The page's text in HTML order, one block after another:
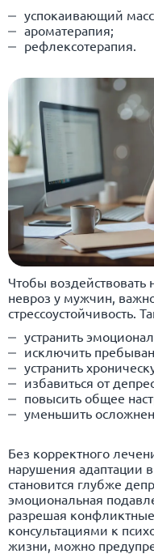
успокаивающий
ароматерапия;
рефлексотерапия.
Чтобы
невроз у мужчин,
стрессоустойчивость.
устранить
исключить
устранить
избавиться от
повысить общее
уменьшить
Без корректного
нарушения адаптации
становится глубже
эмоциональная
разрешая
консультациями к
жизни, можно